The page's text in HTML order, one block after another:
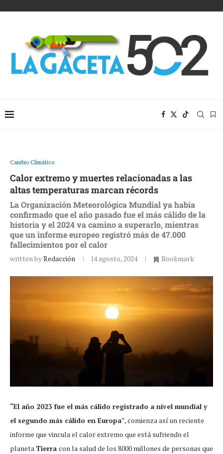
Cambio Climático
Calor extremo y muertes relacionadas a las
altas temperaturas marcan récords
La Organización Meteorológica Mundial ya había
confirmado que el año pasado fue el más cálido de la
historia y el 2024 va camino a superarlo, mientras
que un informe europeo registró más de 47.000
fallecimientos por el calor
written byRedacción 14 agosto, 2024 Bookmark
“El año 2023 fue el más cálido registrado a nivel mundial y
el segundo más cálido en Europa”, comienza así un reciente
informe que vincula el calor extremo que está sufriendo el
planetaTierra con la salud de los 8000 millones de personas que